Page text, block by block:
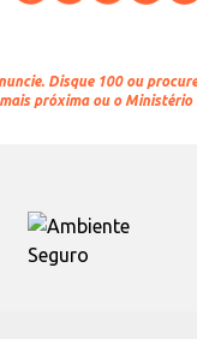
Disque 100 ou
próxima ou o Ministério